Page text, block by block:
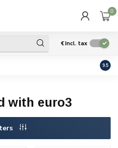
0
€Incl. tax
Geen
9.5
with euro3